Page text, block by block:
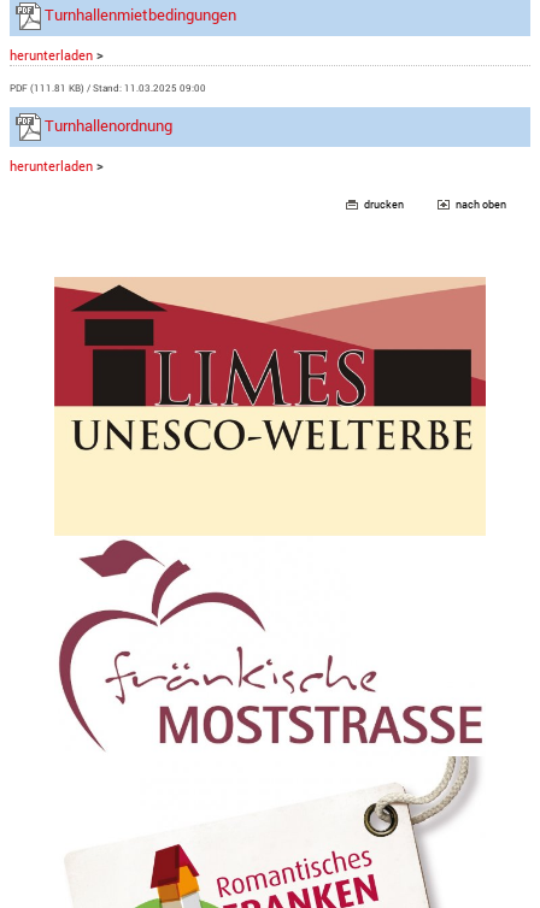
Turnhallenmietbedingungen
herunterladen >
PDF (111.81 KB) Stand: 11.03.2025 09:00
Turnhallenordnung
herunterladen >
drucken nach oben